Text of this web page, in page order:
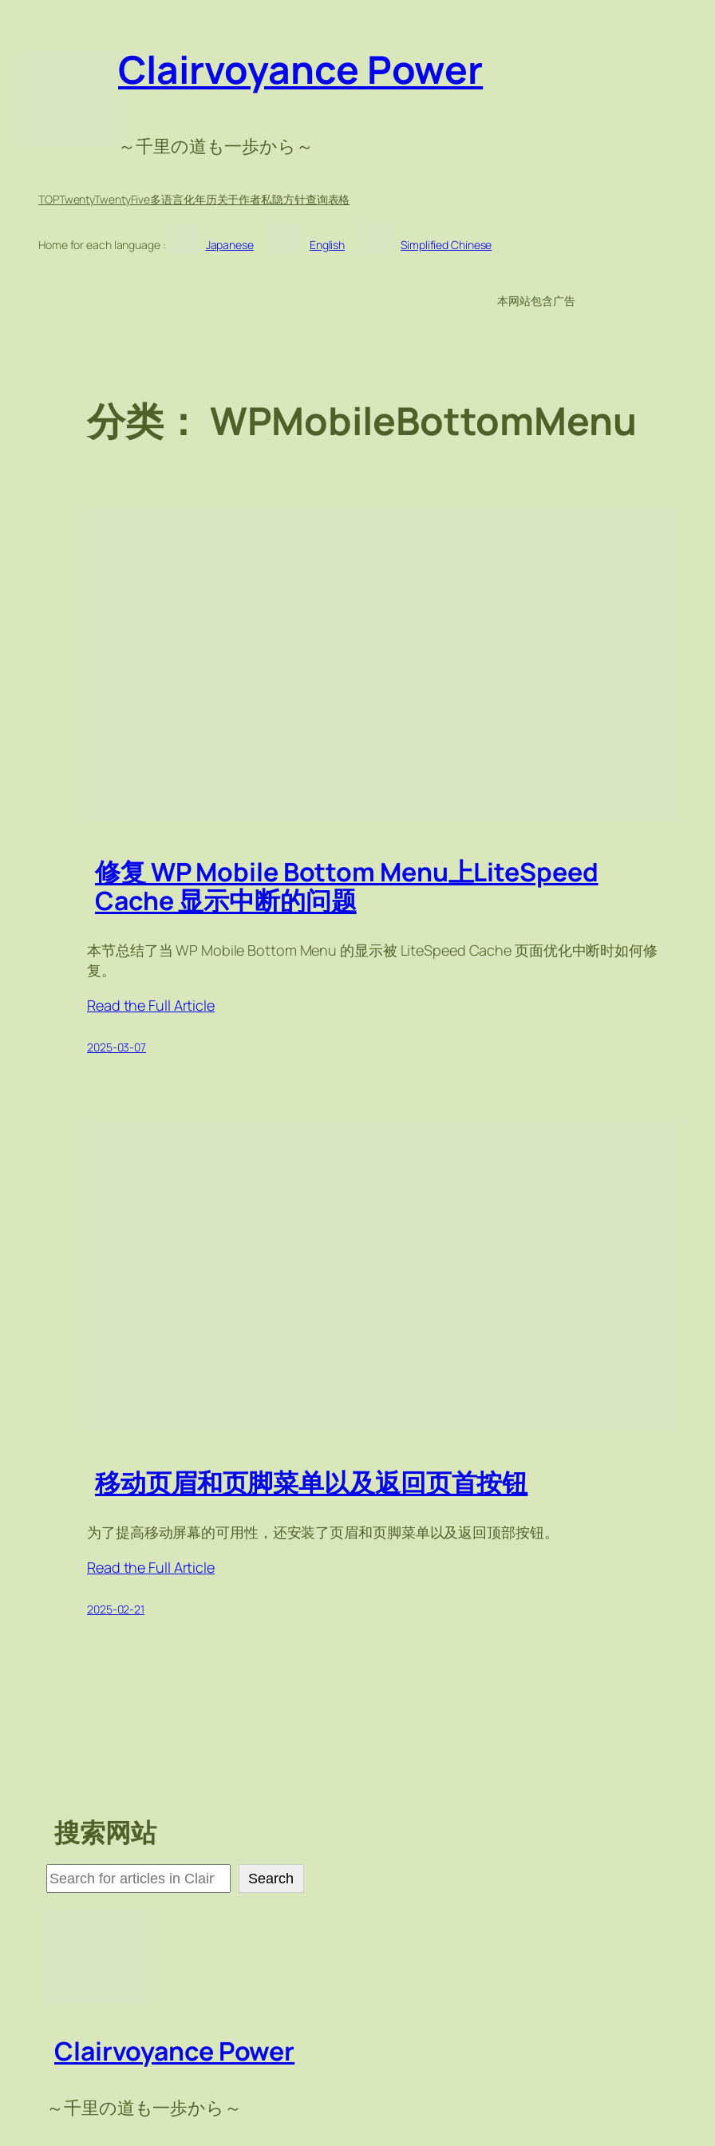
Clairvoyance Power
～千里の道も一歩から～
TOPTwentyTwentyFive多语言化年历关于作者私隐方针查询表格
Home for each language : Japanese English Simplified Chinese
本网站包含广告
分类： WPMobileBottomMenu
修复 WP Mobile Bottom Menu上LiteSpeed
Cache 显示中断的问题
本节总结了当 WP Mobile Bottom Menu 的显示被 LiteSpeed Cache 页面优化中断时如何修
复。
Read the Full Article
2025-03-07
移动页眉和页脚菜单以及返回页首按钮
为了提高移动屏幕的可用性，还安装了页眉和页脚菜单以及返回顶部按钮。
Read the Full Article
2025-02-21
搜索网站
検
索
Search
Clairvoyance Power
～千里の道も一歩から～